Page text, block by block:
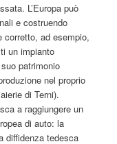
L’Europa può
e costruendo
corretto, ad esempio,
un impianto
patrimonio
nel proprio
di Terni).
a raggiungere un
di auto: la
diffidenza tedesca